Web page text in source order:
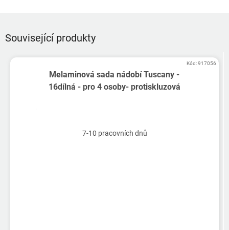
Související produkty
Melaminová sada nádobí Tuscany -
16dílná - pro 4 osoby- protiskluzová
7-10 pracovních dnů
Kód:917056